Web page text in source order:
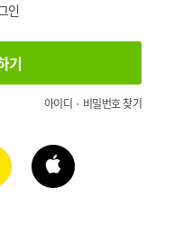
인
아이디 · 비밀번호 찾기